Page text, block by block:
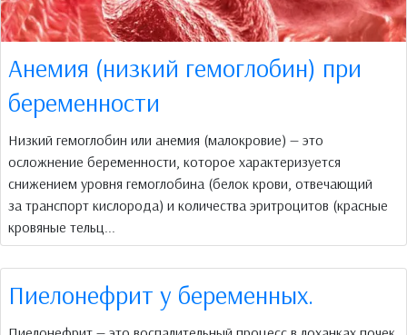
Анемия (низкий гемоглобин) при
беременности
Низкий гемоглобин или анемия (малокровие) — это
осложнение беременности, которое характеризуется
снижением уровня гемоглобина (белок крови, отвечающий
за транспорт кислорода) и количества эритроцитов (красные
кровяные тельц...
Пиелонефрит у беременных.